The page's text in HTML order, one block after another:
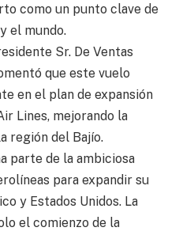
como un punto clave de
el mundo.
Sr. De Ventas
que este vuelo
en el plan de expansión
Lines, mejorando la
región del Bajío.
parte de la ambiciosa
para expandir su
y Estados Unidos. La
el comienzo de la